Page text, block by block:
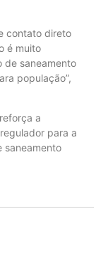
contato direto
é muito
de saneamento
população”,
a
para a
saneamento